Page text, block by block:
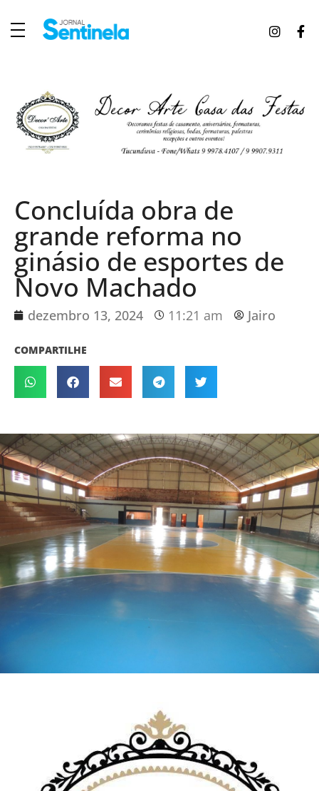
Concluída obra de
grande reforma no
ginásio de esportes de
Novo Machado
dezembro 13, 2024 11:21 am Jairo
COMPARTILHE